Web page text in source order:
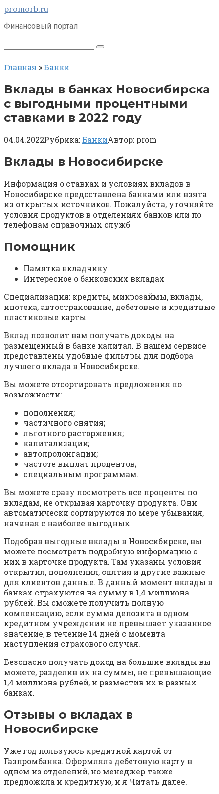
Перейти
контенту
promorb.ru
Финансовый портал
Поиск:
Главная »Банки
Вклады в банках Новосибирска
с выгодными процентными
ставками в 2022 году
04.04.2022Рубрика:БанкиАвтор: prom
Вклады в Новосибирске
Информация о ставках и условиях вкладов в
Новосибирске предоставлена банками или взята
из открытых источников. Пожалуйста, уточняйте
условия продуктов в отделениях банков или по
телефонам справочных служб.
Помощник
Памятка вкладчику
Интересное о банковских вкладах
Специализация: кредиты, микрозаймы, вклады,
ипотека, автострахование, дебетовые и кредитные
пластиковые карты
Вклад позволит вам получать доходы на
размещенный в банке капитал. В нашем сервисе
представлены удобные фильтры для подбора
лучшего вклада в Новосибирске.
Вы можете отсортировать предложения по
возможности:
пополнения;
частичного снятия;
льготного расторжения;
капитализации;
автопролонгации;
частоте выплат процентов;
специальным программам.
Вы можете сразу посмотреть все проценты по
вкладам, не открывая карточку продукта. Они
автоматически сортируются по мере убывания,
начиная с наиболее выгодных.
Подобрав выгодные вклады в Новосибирске, вы
можете посмотреть подробную информацию о
них в карточке продукта. Там указаны условия
открытия, пополнения, снятия и другие важные
для клиентов данные. В данный момент вклады в
банках страхуются на сумму в 1,4 миллиона
рублей. Вы сможете получить полную
компенсацию, если сумма депозита в одном
кредитном учреждении не превышает указанное
значение, в течение 14 дней с момента
наступления страхового случая.
Безопасно получать доход на большие вклады вы
можете, разделив их на суммы, не превышающие
1,4 миллиона рублей, и разместив их в разных
банках.
Отзывы о вкладах в
Новосибирске
Уже год пользуюсь кредитной картой от
Газпромбанка. Оформляла дебетовую карту в
одном из отделений, но менеджер также
предложила и кредитную, и я Читать далее.